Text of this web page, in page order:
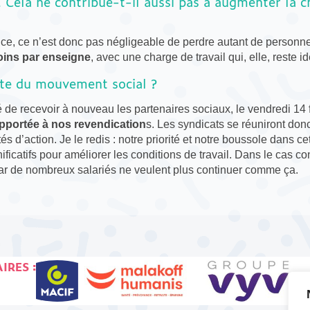
ce n’est donc pas négligeable de perdre autant de
par enseigne, avec une charge de travail qui, elle, reste
du mouvement social ?
recevoir à nouveau les partenaires sociaux, le vendredi 14
à nos revendications. Les syndicats se réuniront
d’action. Je le redis : notre priorité et notre boussole dans
pour améliorer les conditions de travail. Dans le cas
de nombreux salariés ne veulent plus continuer comme ça.
: